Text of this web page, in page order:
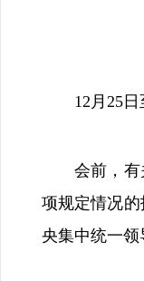
12月25日至
会前，有关
项规定情况
央集中统一领